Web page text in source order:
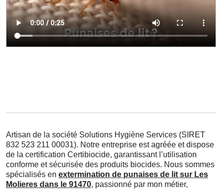
Artisan de la société Solutions Hygiène Services (SIRET
832 523 211 00031). Notre entreprise est agréée et dispose
de la certification Certibiocide, garantissant l’utilisation
conforme et sécurisée des produits biocides. Nous sommes
spécialisés en extermination de punaises de lit sur Les
Molieres dans le 91470, passionné par mon métier,